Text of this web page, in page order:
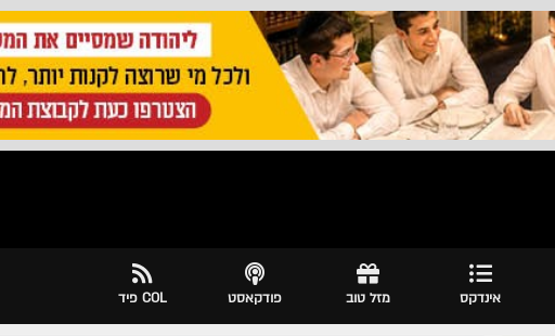
אינדקס מזל טוב פודקאסט COL פיד